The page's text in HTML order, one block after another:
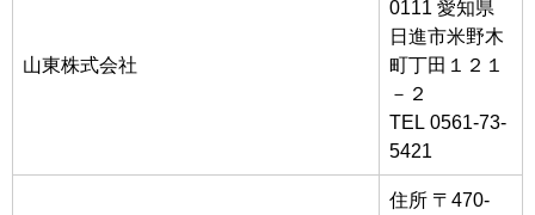
山東株式会社
0111 愛知県
日進市米野木
町丁田１２１
－２
TEL 0561-73-
5421
住所 〒470-